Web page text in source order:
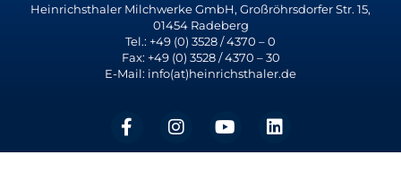
Heinrichsthaler Milchwerke GmbH, Großröhrsdorfer Str. 15,
01454 Radeberg
Tel.: +49 (0) 3528 / 4370 – 0
Fax: +49 (0) 3528 / 4370 – 30
E-Mail: info(at)heinrichsthaler.de